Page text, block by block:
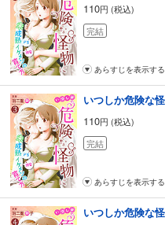
110円 (税込)
完結
あらすじを表示する
110円 (税込)
完結
あらすじを表示する